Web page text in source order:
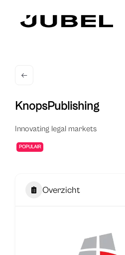
KnopsPublishing
Innovating legal markets
POPULAIR
Overzicht